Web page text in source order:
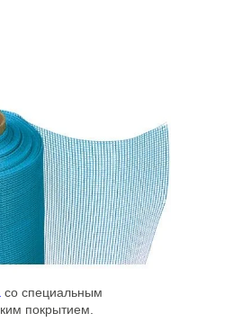
со специальным
покрытием.